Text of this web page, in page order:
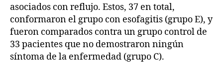
asociados con reflujo. Estos, 37 en total,
conformaron el grupo con esofagitis (grupo E), y
fueron comparados contra un grupo control de
33 pacientes que no demostraron ningún
síntoma de la enfermedad (grupo C).